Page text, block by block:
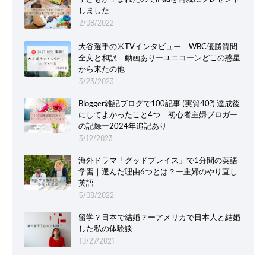
しました
2/08/2022
大谷選手の米TVインタビュー｜WBC優勝質問
全文と和訳｜動画ありーユニコーンどこの惑星
から来たの他
3/23/2023
Blogger雑記ブログで100記事 (実質40?) 達成後
にしてよかったこと4つ｜初心者主婦ブロガー
の記録ー2024年追記あり
3/12/2023
海外ドラマ「グッドプレイス」で1分間の英語
学習｜選んだ理由6つとは？ー主婦のやり直し
英語
5/08/2022
留学？日本で結婚？ーアメリカで日本人と結婚
した私の体験談
10/27/2021